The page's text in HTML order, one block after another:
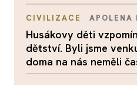
CIVILIZACE APOLENA
Husákovy děti
dětství. Byli jsme
doma na nás neměli